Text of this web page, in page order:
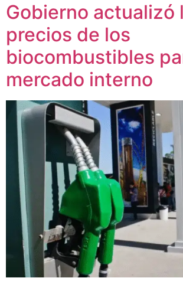
Gobierno actualizó
precios de los
biocombustibles
mercado interno